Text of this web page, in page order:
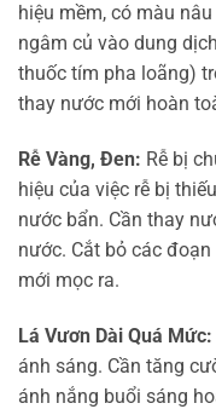
hiệu mềm, có màu
ngâm củ vào dung
thuốc tím pha loãng)
thay nước mới hoàn
Rễ Vàng, Đen: Rễ bị
hiệu của việc rễ bị
nước bẩn. Cần thay
nước. Cắt bỏ các
mới mọc ra.
Lá Vươn Dài Quá Mức:
ánh sáng. Cần tăng
ánh nắng buổi sáng